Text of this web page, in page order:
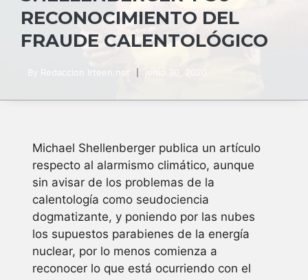
RECONOCIMIENTO DEL
FRAUDE CALENTOLÓGICO
Redaccion Irteen.net junio 30, 2020
Michael Shellenberger publica un artículo
respecto al alarmismo climático, aunque
sin avisar de los problemas de la
calentología como seudociencia
dogmatizante, y poniendo por las nubes
los supuestos parabienes de la energía
nuclear, por lo menos comienza a
reconocer lo que está ocurriendo con el